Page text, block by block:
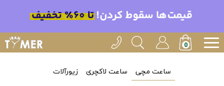
ساعت مچی ساعت لاکچری زیورآلات